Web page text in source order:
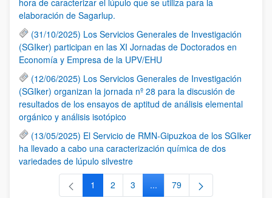
elaboración de Sagarlup.
(31/10/2025) Los Servicios Generales de Investigación
(SGIker) participan en las XI Jornadas de Doctorados en
Economía y Empresa de la UPV/EHU
(12/06/2025) Los Servicios Generales de Investigación
(SGIker) organizan la jornada nº 28 para la discusión de
resultados de los ensayos de aptitud de análisis elemental
orgánico y análisis isotópico
(13/05/2025) El Servicio de RMN-Gipuzkoa de los SGIker
ha llevado a cabo una caracterización química de dos
variedades de lúpulo silvestre
Página
1 Página
2 Página
3 ...Páginas intermedias Use TAB
Página
79